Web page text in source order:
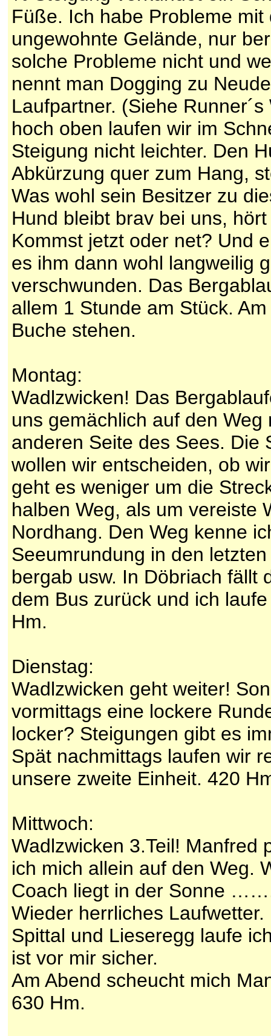
Füße. Ich habe Probleme
ungewohnte Gelände, nur
solche Probleme nicht und
nennt man Dogging zu
Laufpartner. (Siehe
hoch oben laufen wir im
Steigung nicht leichter. Den
Abkürzung quer zum Hang,
Was wohl sein Besitzer zu
Hund bleibt brav bei uns,
Kommst jetzt oder net? Und
es ihm dann wohl langweilig
verschwunden. Das
allem 1 Stunde am Stück.
Buche stehen.
Montag:
Wadlzwicken! Das
uns gemächlich auf den
anderen Seite des Sees. Die
wollen wir entscheiden, ob
geht es weniger um die
halben Weg, als um vereiste
Nordhang. Den Weg kenne
Seeumrundung in den
bergab usw. In Döbriach fällt
dem Bus zurück und ich
Hm.
Dienstag:
Wadlzwicken geht weiter!
vormittags eine lockere
locker? Steigungen gibt es
Spät nachmittags laufen wir
unsere zweite Einheit. 420
Mittwoch:
Wadlzwicken 3.Teil! Manfred
ich mich allein auf den Weg.
Coach liegt in der Sonne
Wieder herrliches
Spittal und Lieseregg laufe
ist vor mir sicher.
Am Abend scheucht mich
630 Hm.